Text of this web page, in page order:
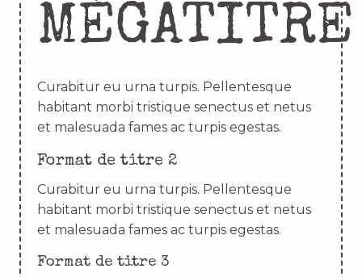
MÉGATITRE
Curabitur eu urna turpis. Pellentesque
habitant morbi tristique senectus et netus
et malesuada fames ac turpis egestas.
Format de titre 2
Curabitur eu urna turpis. Pellentesque
habitant morbi tristique senectus et netus
et malesuada fames ac turpis egestas.
Format de titre 3